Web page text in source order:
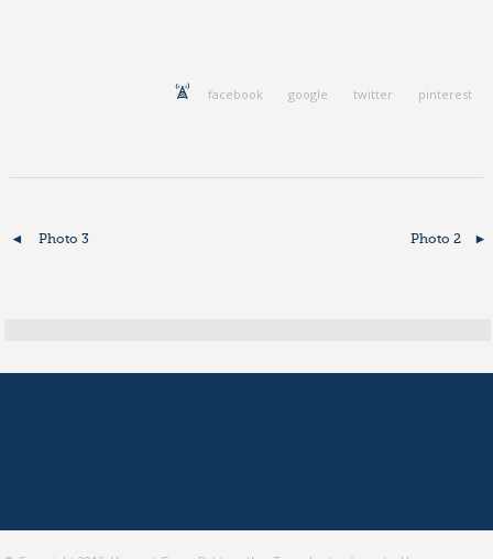
facebook google twitter pinterest
Photo 3 Photo 2